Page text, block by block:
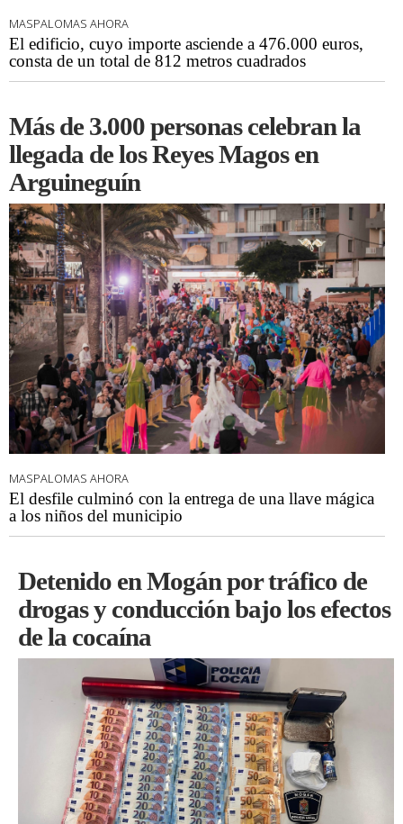
MASPALOMAS AHORA
El edificio, cuyo importe asciende a 476.000 euros,
consta de un total de 812 metros cuadrados
Más de 3.000 personas celebran la
llegada de los Reyes Magos en
Arguineguín
MASPALOMAS AHORA
El desfile culminó con la entrega de una llave mágica
a los niños del municipio
Detenido en Mogán por tráfico de
drogas y conducción bajo los efectos
de la cocaína